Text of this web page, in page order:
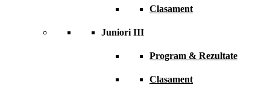
Clasament
Juniori III
Program & Rezultate
Clasament